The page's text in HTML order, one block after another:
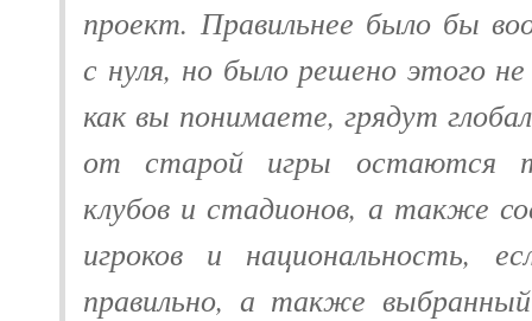
проект. Правильнее было бы
с нуля, но было решено этого
как вы понимаете, грядут
от старой игры остаются
клубов и стадионов, а также
игроков и национальность,
правильно, а также